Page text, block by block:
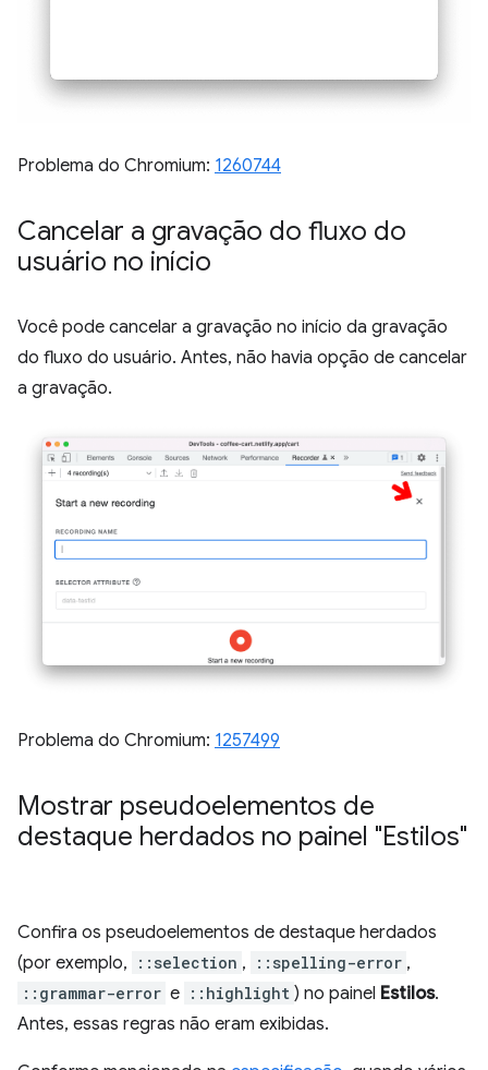
Problema do Chromium: 1260744
Cancelar a gravação do fluxo do
usuário no início
Você pode cancelar a gravação no início da gravação
do fluxo do usuário. Antes, não havia opção de cancelar
a gravação.
Problema do Chromium: 1257499
Mostrar pseudoelementos de
destaque herdados no painel "Estilos"
Confira os pseudoelementos de destaque herdados
(por exemplo,
::selection , ::spelling-error ,
::grammar-error e ::highlight ) no painel Estilos.
Antes, essas regras não eram exibidas.